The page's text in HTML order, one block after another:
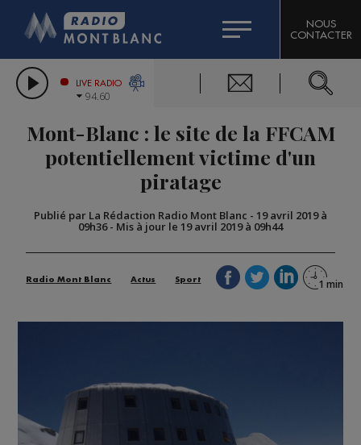
LES CHRONIQUES DE L'EXPERT
CITIZEN MACHINERY
GRAND MASSIF DOMAINES SKIABLES
BIGARD
COMPAGNIE DU MONT-BLANC
NOUS
CONTACTER
LIVE RADIO
94.60
Mont-Blanc : le site de la FFCAM
potentiellement victime d'un
piratage
Publié par La Rédaction Radio Mont Blanc - 19 avril 2019 à
09h36- Mis à jour le 19 avril 2019 à 09h44
Radio Mont Blanc Actus Sport